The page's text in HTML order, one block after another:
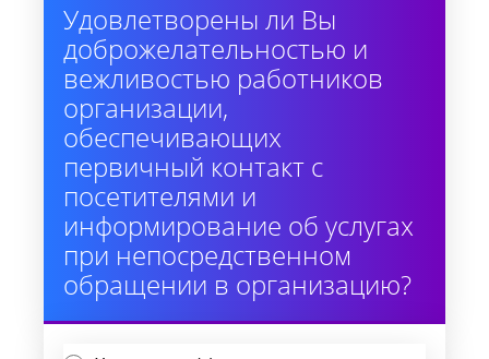
Удовлетворены ли Вы
доброжелательностью и
вежливостью работников
организации,
обеспечивающих
первичный контакт с
посетителями и
информирование об услугах
при непосредственном
обращении в организацию?